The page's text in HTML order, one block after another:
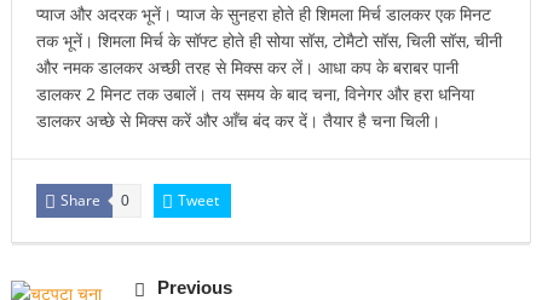
प्याज और अदरक भूनें। प्याज के सुनहरा होते ही शिमला मिर्च डालकर एक मिनट
तक भूनें। शिमला मिर्च के सॉफ्ट होते ही सोया सॉस, टोमैटो सॉस, चिली सॉस, चीनी
और नमक डालकर अच्छी तरह से मिक्स कर लें। आधा कप के बराबर पानी
डालकर 2 मिनट तक उबालें। तय समय के बाद चना, विनेगर और हरा धनिया
डालकर अच्छे से मिक्स करें और आँच बंद कर दें। तैयार है चना चिली।
Share 0 Tweet
Previous